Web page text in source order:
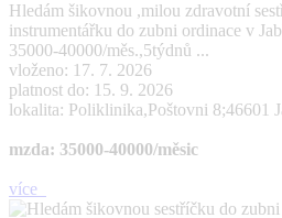
Hledám šikovnou ,milou zdravotní
instrumentářku do zubni ordinace v
35000-40000/měs.,5týdnů ...
vloženo: 17. 7. 2026
platnost do: 15. 9. 2026
lokalita: Poliklinika,Poštovni 8;46601
mzda: 35000-40000/měsic
více